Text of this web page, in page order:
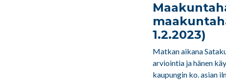
1.2.2023)
Matkan aikana
arviointia ja hänen
kaupungin ko. asian